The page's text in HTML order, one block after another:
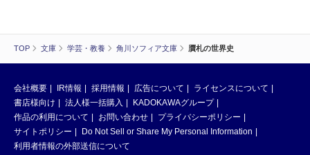
TOP 文庫 学芸・教養 角川ソフィア文庫 贋札の世界史
会社概要 IR情報 採用情報 広告について
ライセンスについて
書店様向け
法人様一括購入
KADOKAWAグループ
作品の利用について
お問い合わせ
プライバシーポリシー
サイトポリシー
Do Not Sell or Share My Personal Information
利用者情報の外部送信について